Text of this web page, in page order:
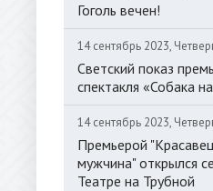
Гоголь вечен!
14 сентябрь 2023,
Светский показ
спектакля «Собака
14 сентябрь 2023,
Премьерой "Красавец
мужчина" открылся
Театре на Трубной